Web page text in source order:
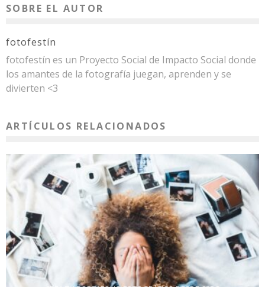
SOBRE EL AUTOR
fotofestín
fotofestín es un Proyecto Social de Impacto Social donde
los amantes de la fotografía juegan, aprenden y se
divierten <3
ARTÍCULOS RELACIONADOS